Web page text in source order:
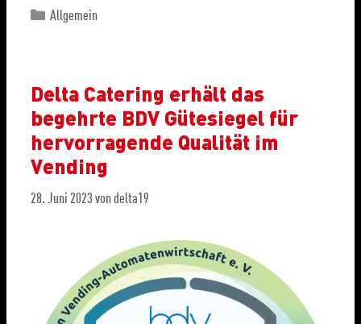
Allgemein
Delta Catering erhält das
begehrte BDV Gütesiegel für
hervorragende Qualität im
Vending
28. Juni 2023vondelta19